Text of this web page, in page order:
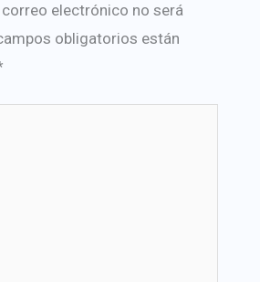
electrónico no será
obligatorios están